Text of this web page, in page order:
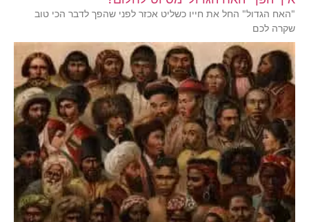
"האח הגדול" החל את חייו כשליט אכזר לפני שהפך לדבר הכי טוב
שקרה לכם